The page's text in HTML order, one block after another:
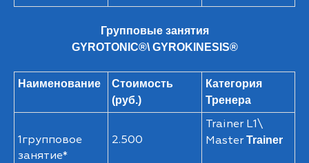
Групповые занятия
GYROTONIC®\ GYROKINESIS®
Наименование
Стоимость
(руб.)
Категория
Тренера
1групповое
занятие*
2.500
Trainer L1\
MasterTrainer